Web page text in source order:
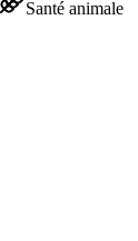
Santé animale